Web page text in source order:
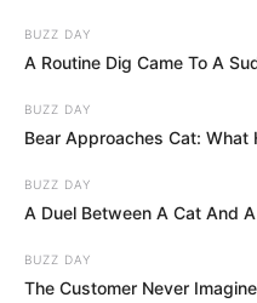
BUZZ DAY
A Routine Dig Came To A
BUZZ DAY
Bear Approaches Cat:
BUZZ DAY
A Duel Between A Cat And
BUZZ DAY
The Customer Never